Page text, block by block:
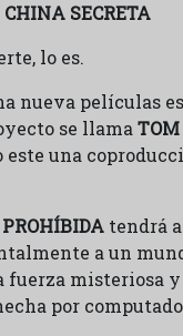
SECRETA
lo es.
nueva películas
se llama TOM
una
tendrá
a un
fuerza misteriosa y
por